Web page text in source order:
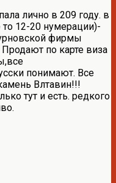
лично в 209 году. в
12-20 нумерации)-
фирмы
Продают по карте виза
понимают. Все
Влтавин!!!
тут и есть. редкого